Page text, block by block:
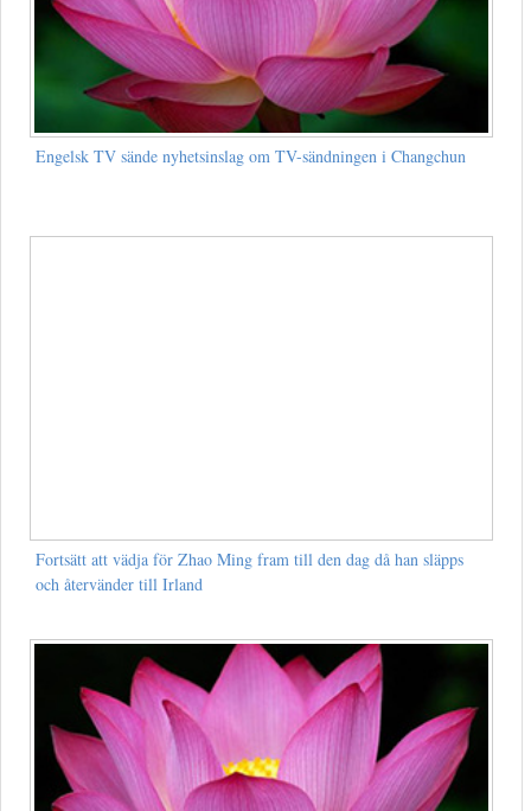
Engelsk TV sände nyhetsinslag om TV-sändningen i Changchun
Fortsätt att vädja för Zhao Ming fram till den dag då han släpps
och återvänder till Irland